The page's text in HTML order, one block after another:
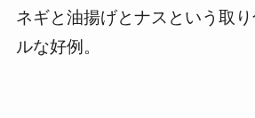
ネギと油揚げとナスという取
ルな好例。